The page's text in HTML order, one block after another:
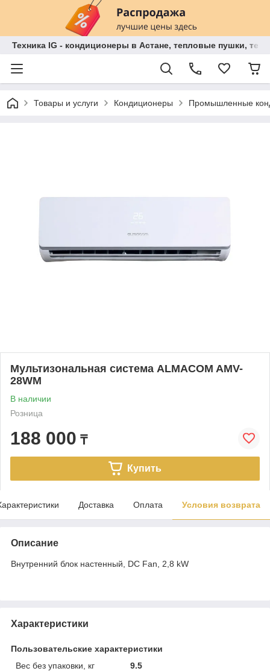
Техника IG - кондиционеры в Астане, тепловые пушки,
Товары и услуги Кондиционеры Промышленные
Мультизональная система ALMACOM AMV-
28WM
В наличии
Розница
188 000 ₸
Купить
Доставка Оплата Условия возврата
Описание
Внутренний блок настенный, DC Fan, 2,8 kW
Характеристики
Пользовательские характеристики
Вес без упаковки, кг
9.5